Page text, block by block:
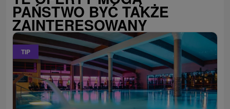
PAŃSTWO BYĆ TAKŻE
ZAINTERESOWANY
TIP